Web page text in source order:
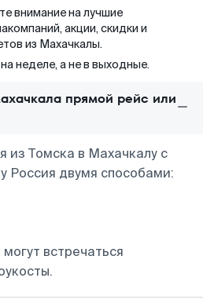
внимание на лучшие
акции, скидки и
из Махачкалы.
неделе, а не в выходные.
прямой рейс или
из Томска в Махачкалу с
Россия двумя способами:
встречаться